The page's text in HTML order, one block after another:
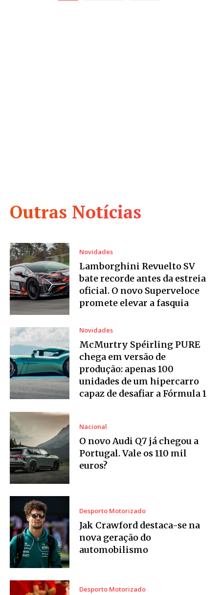
Outras Notícias
Novidades
Lamborghini Revuelto SV
bate recorde antes da estreia
oficial. O novo Superveloce
promete elevar a fasquia
Novidades
McMurtry Spéirling PURE
chega em versão de
produção: apenas 100
unidades de um hipercarro
capaz de desafiar a Fórmula 1
Nacional
O novo Audi Q7 já chegou a
Portugal. Vale os 110 mil
euros?
Desporto Motorizado
Jak Crawford destaca-se na
nova geração do
automobilismo
Desporto Motorizado